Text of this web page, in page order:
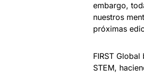
embargo,
nuestros
próximas
FIRST
STEM,